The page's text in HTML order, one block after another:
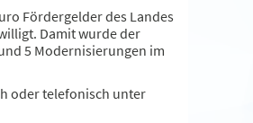
Fördergelder des Landes
Damit wurde der
5 Modernisierungen im
oder telefonisch unter